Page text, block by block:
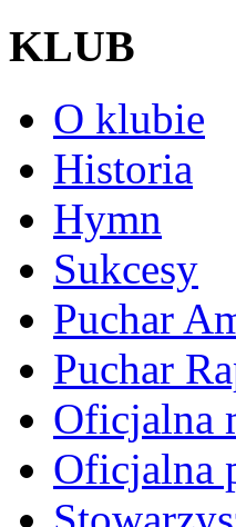
KLUB
O klubie
Historia
Hymn
Sukcesy
Puchar
Puchar
Oficjalna
Oficjalna